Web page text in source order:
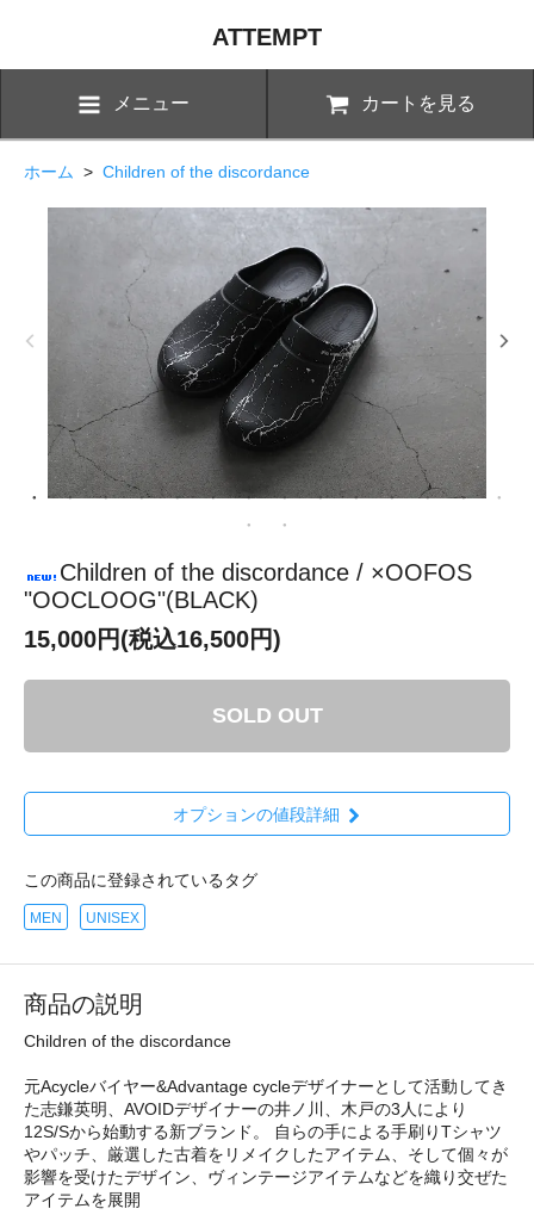
ATTEMPT
メニュー カートを見る
ホーム > Children of the discordance
Children of the discordance / ×OOFOS
"OOCLOOG"(BLACK)
15,000円(税込16,500円)
SOLD OUT
オプションの値段詳細
この商品に登録されているタグ
MEN UNISEX
商品の説明
Children of the discordance
元Acycleバイヤー&Advantage cycleデザイナーとして活動してき
た志鎌英明、AVOIDデザイナーの井ノ川、木戸の3人により
12S/Sから始動する新ブランド。 自らの手による手刷りTシャツ
やパッチ、厳選した古着をリメイクしたアイテム、そして個々が
影響を受けたデザイン、ヴィンテージアイテムなどを織り交ぜた
アイテムを展開